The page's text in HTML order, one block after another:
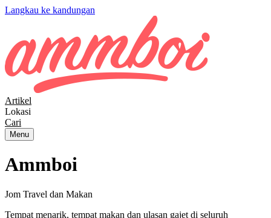
Langkau ke kandungan
Artikel
Lokasi
Cari
Menu
Ammboi
Jom Travel dan Makan
Tempat menarik, tempat makan dan ulasan gajet di seluruh